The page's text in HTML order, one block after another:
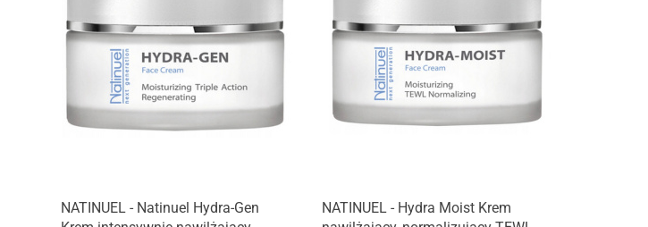
NATINUEL - Natinuel Hydra-Gen
NATINUEL - Hydra Moist Krem